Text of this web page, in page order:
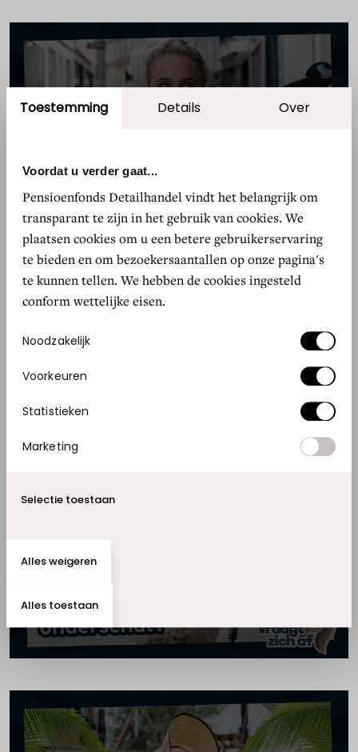
Toestemming Details Over
Voordat u verder gaat...
Pensioenfonds Detailhandel vindt het belangrijk om
transparant te zijn in het gebruik van cookies. We
plaatsen cookies om u een betere gebruikerservaring
te bieden en om bezoekersaantallen op onze pagina's
te kunnen tellen. We hebben de cookies ingesteld
conform wettelijke eisen.
Toestemmingsselectie
Noodzakelijk
Voorkeuren
Statistieken
Marketing
Alles toestaan
Selectie toestaan
Alles weigeren
deze video te bekijken.
WIJZIG COOKIE-INSTELLINGEN